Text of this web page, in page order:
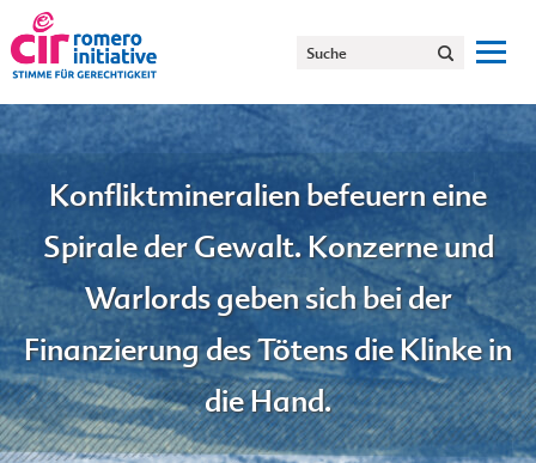
Konfliktmineralien befeuern eine
Spirale der Gewalt. Konzerne und
Warlords geben sich bei der
Finanzierung des Tötens die Klinke in
die Hand.